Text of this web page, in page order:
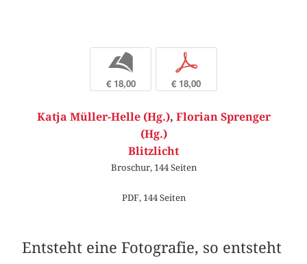
b
€ 18,00
p
€ 18,00
Katja Müller-Helle (Hg.), Florian Sprenger
(Hg.)
Blitzlicht
Broschur, 144 Seiten
PDF, 144 Seiten
Entsteht eine Fotografie, so entsteht